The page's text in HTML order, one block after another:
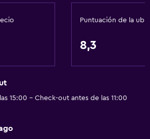
Puntuación de la
8,3
15:00 - Check-out antes de las 11:00